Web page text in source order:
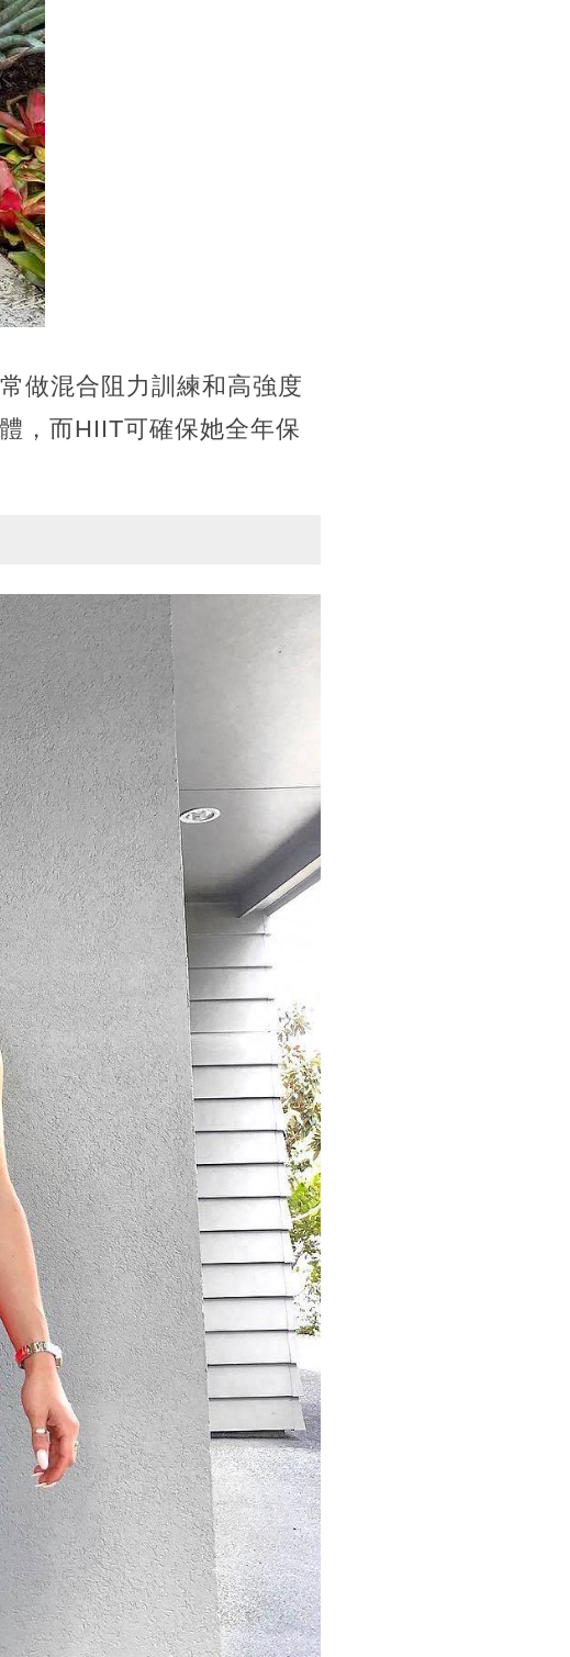
做混合阻力訓練和高強度
，而HIIT可確保她全年保